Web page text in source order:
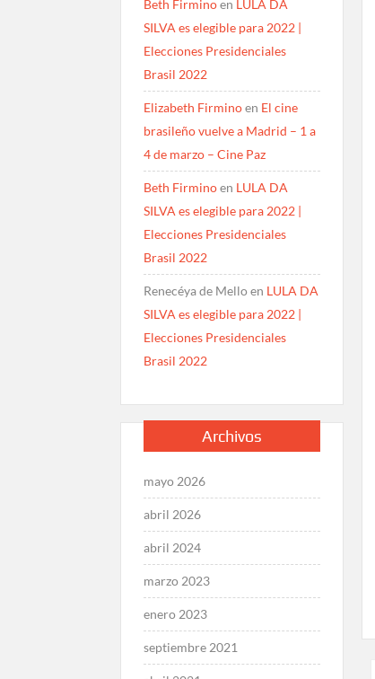
Beth Firminoen LULA DA
SILVA es elegible para 2022 |
Elecciones Presidenciales
Brasil 2022
Elizabeth Firminoen El cine
brasileño vuelve a Madrid – 1 a
4 de marzo – Cine Paz
Beth Firminoen LULA DA
SILVA es elegible para 2022 |
Elecciones Presidenciales
Brasil 2022
Renecéya de Melloen LULA DA
SILVA es elegible para 2022 |
Elecciones Presidenciales
Brasil 2022
Archivos
mayo 2026
abril 2026
abril 2024
marzo 2023
enero 2023
septiembre 2021